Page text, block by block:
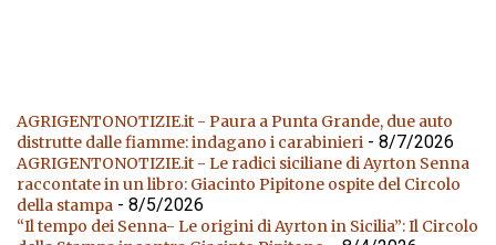
AGRIGENTONOTIZIE.it - Paura a Punta Grande, due auto
distrutte dalle fiamme: indagano i carabinieri - 8/7/2026
AGRIGENTONOTIZIE.it - Le radici siciliane di Ayrton Senna
raccontate in un libro: Giacinto Pipitone ospite del Circolo
della stampa - 8/5/2026
“Il tempo dei Senna- Le origini di Ayrton in Sicilia”: Il Circolo